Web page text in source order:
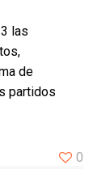
las
de
partidos
0